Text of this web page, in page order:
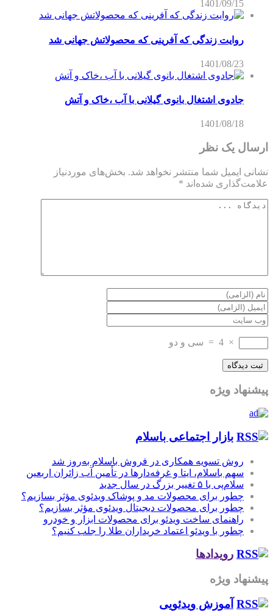
1401/09/15
روایت زندگی که آفرینی که محصولاتش جهانی شد
1401/08/23
جادوی اشتغال بانوی گیلانی با آب ،خاک و آتش
1401/08/18
ارسال یک نظر
نشانی ایمیل شما منتشر نخواهد شد. بخش‌های موردنیاز
علامت‌گذاری شده‌اند *
×
4
= سی و دو
پیشنهاد ویژه
بازار اجتماعی باسلام
روش تسویه همکاری در فروش باسلام به‌روز شد
سهم باسلام، ایتا و غرفه‌دارها در تأمین آب زائران اربعین
سلام‌پی با ۵ تغییر بزرگ در سال جدید
چطور برای محصولات مد و پوشاک ویدئوی مؤثر بسازیم؟
چطور برای محصولات دیجیتال ویدئوی مؤثر بسازیم؟
راهنمای ساخت ویدئو برای محصولات ابزار و خودرو
چطور با ویدئو اعتماد خریداران طلا را جلب کنیم؟
رویدادها
پیشنهاد ویژه
آموزش‌ ویدئویی